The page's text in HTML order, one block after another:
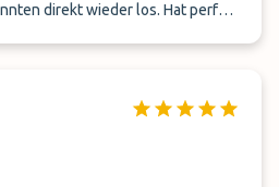
direkt wieder los. Hat perfekt